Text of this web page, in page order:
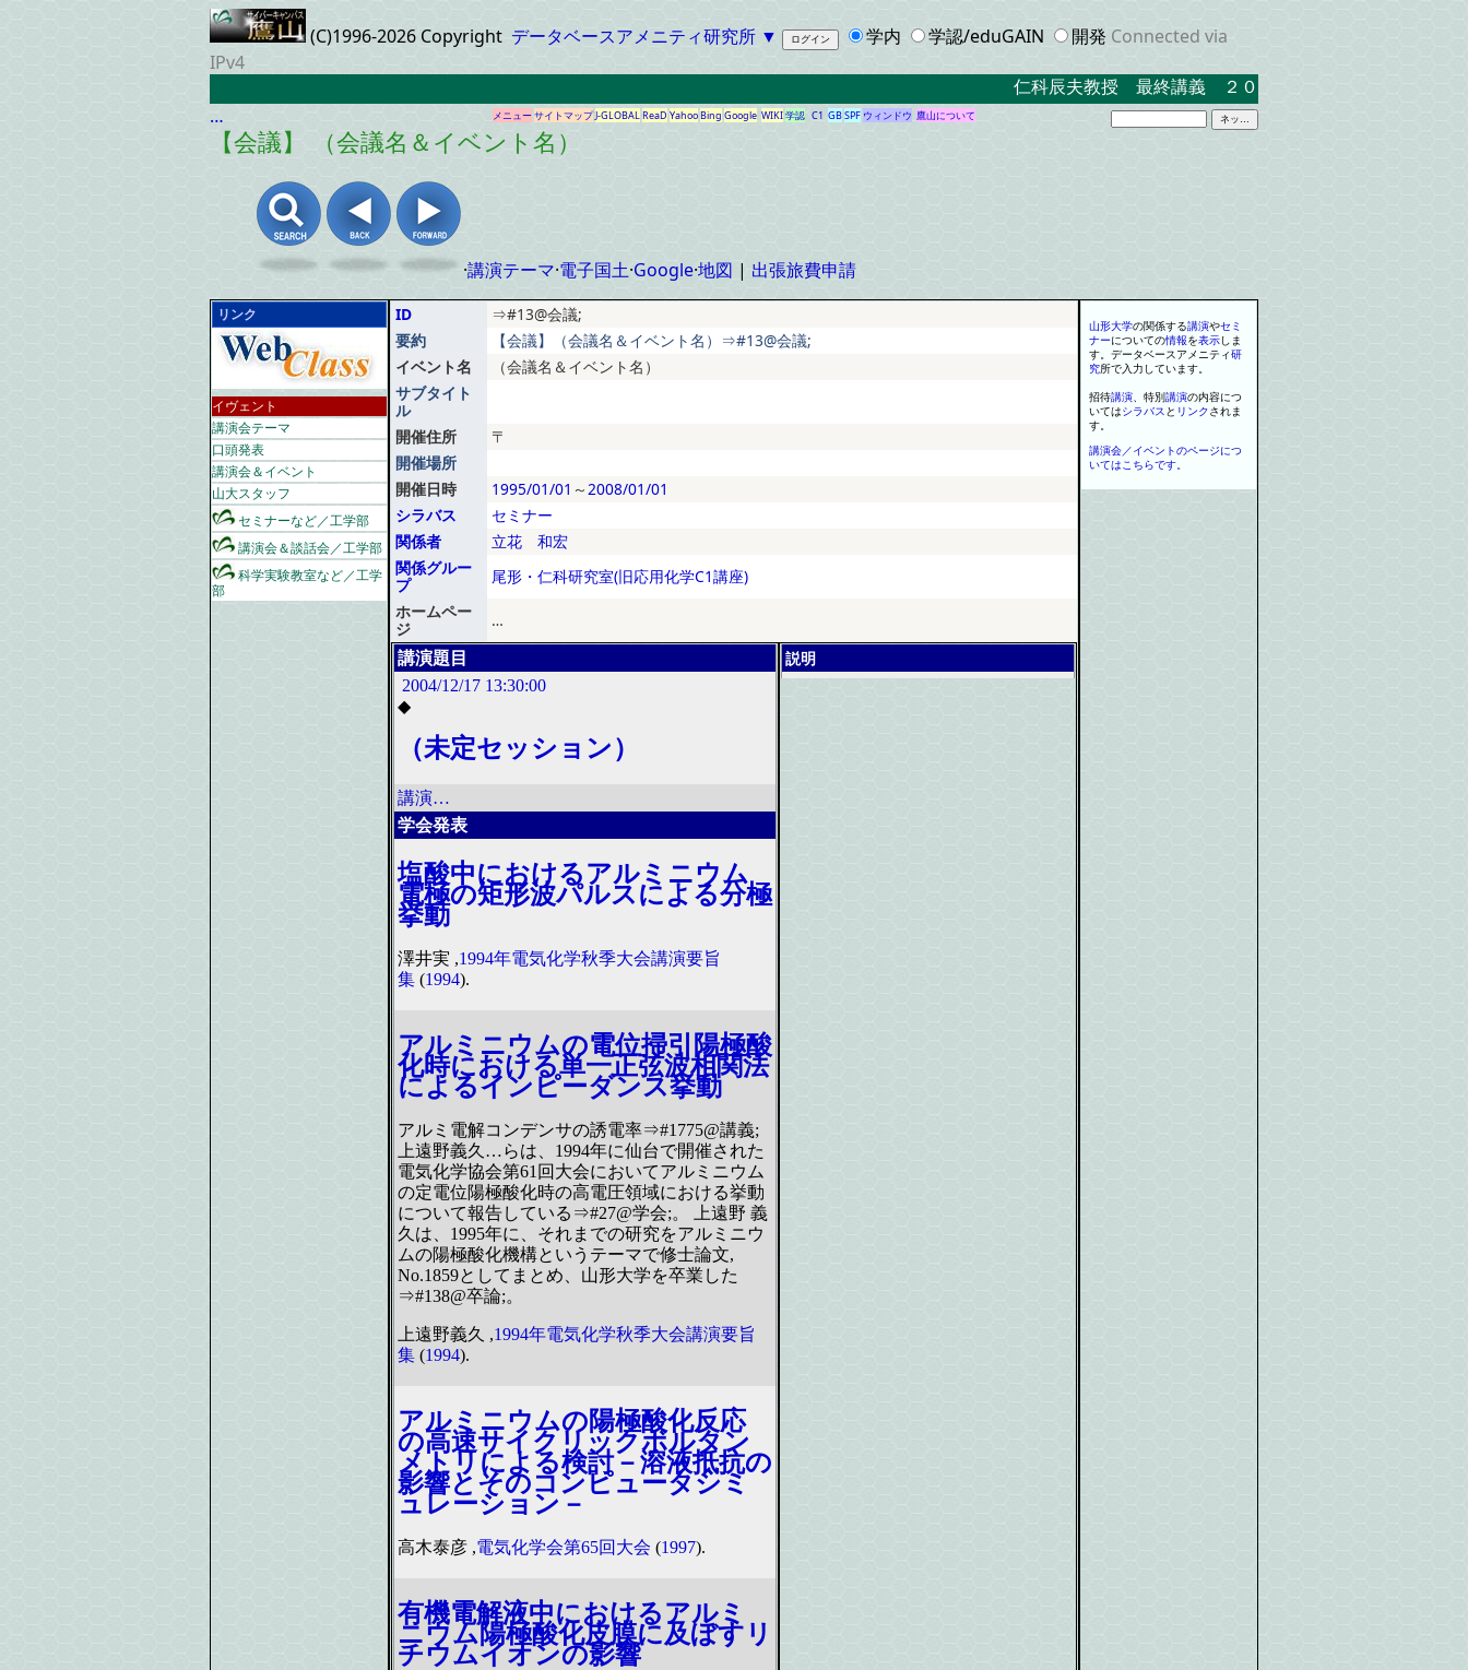
(C)1996-2026 Copyright データベースアメニティ研究所 ▼ 学内 学認/eduGAIN 開発 Connected via
IPv4
仁科辰夫教授 最終講義 ２０２３．３．１７ 米沢キャンパ
…
メニューサイトマップJ-GLOBALReaD YahooBing Google WIKI学認 C1 GBSPF ウィンドウ 鷹山について
【会議】 （会議名＆イベント名）
·講演テーマ·電子国土·Google·地図 | 出張旅費申請
リンク
イヴェント
講演会テーマ
口頭発表
講演会＆イベント
山大スタッフ
セミナーなど／工学部
講演会＆談話会／工学部
科学実験教室など／工学
部
ID
⇒#13@会議;
要約
【会議】（会議名＆イベント名）⇒#13@会議;
イベント名
（会議名＆イベント名）
サブタイト
ル
開催住所
〒
開催場所
開催日時
1995/01/01 ～2008/01/01
シラバス
セミナー
関係者
立花 和宏
関係グルー
プ
尾形・仁科研究室(旧応用化学C1講座)
ホームペー
ジ
…
講演題目
2004/12/17 13:30:00
◆
（未定セッション）
講演…
学会発表
塩酸中におけるアルミニウム
電極の矩形波パルスによる分極
挙動
澤井実 ,1994年電気化学秋季大会講演要旨
集 (1994).
アルミニウムの電位掃引陽極酸
化時における単一正弦波相関法
によるインピーダンス挙動
アルミ電解コンデンサの誘電率⇒#1775@講義;
上遠野義久…らは、1994年に仙台で開催された
電気化学協会第61回大会においてアルミニウム
の定電位陽極酸化時の高電圧領域における挙動
について報告している⇒#27@学会;。 上遠野 義
久は、1995年に、それまでの研究をアルミニウ
ムの陽極酸化機構というテーマで修士論文,
No.1859としてまとめ、山形大学を卒業した
⇒#138@卒論;。
上遠野義久 ,1994年電気化学秋季大会講演要旨
集 (1994).
アルミニウムの陽極酸化反応
の高速サイクリックボルタン
メトリによる検討－溶液抵抗の
影響とそのコンピュータシミ
ュレーション－
高木泰彦 ,電気化学会第65回大会 (1997).
有機電解液中におけるアルミ
ニウム陽極酸化皮膜に及ぼすリ
チウムイオンの影響
説明
山形大学の関係する講演やセミ
ナーについての情報を表示しま
す。 データベースアメニティ研
究所で入力しています。
招待講演、 特別講演の内容につ
いてはシラバスと リンクされま
す。
講演会／イベントのページにつ
いてはこちらです。